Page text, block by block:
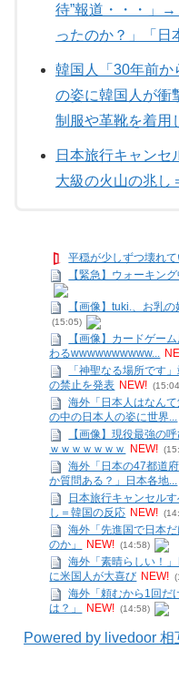
待”報道・・・」
ったのか？」「日
韓国人「30年前か
の姿に韓国人が衝
制服や革靴を着用
日本旅行キャン
大級の火山の兆し
平穏が少しずつ壊れて
【緊急】ウォーキン
【画像】tuki.、お乳
(15:05)
【画像】カードゲー
わるwwwwwwwwww...
「神聖なる場所です
の禁止を発表 NEW!
海外「日本人はなん
の中の日本人の姿に世界...
【画像】現役最強の
ｗｗｗｗｗｗｗ
NEW!
海外「日本の47都道
か質問ある？」日本各地...
日本旅行キャンセル
し＝韓国の反応 NEW!
海外「先進国で日本
のか」
NEW! (14:58)
海外「素晴らしい！
に米国人が大喜び NEW!
海外「頼むから1回だ
は？」
NEW! (14:58)
Powered by livedoor 相